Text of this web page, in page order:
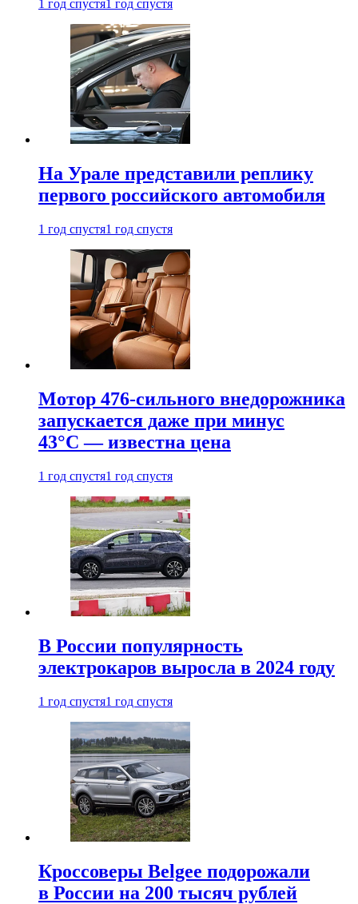
1 год спустя1 год спустя
На Урале представили реплику
первого российского автомобиля
1 год спустя1 год спустя
Мотор 476-сильного внедорожника
запускается даже при минус
43°С — известна цена
1 год спустя1 год спустя
В России популярность
электрокаров выросла в 2024 году
1 год спустя1 год спустя
Кроссоверы Belgee подорожали
в России на 200 тысяч рублей